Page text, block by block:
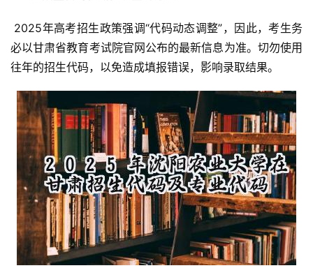
必以甘肃省教育考试院官网公布的最新信息为准。切勿使用
往年的招生代码，以免造成填报错误，影响录取结果。